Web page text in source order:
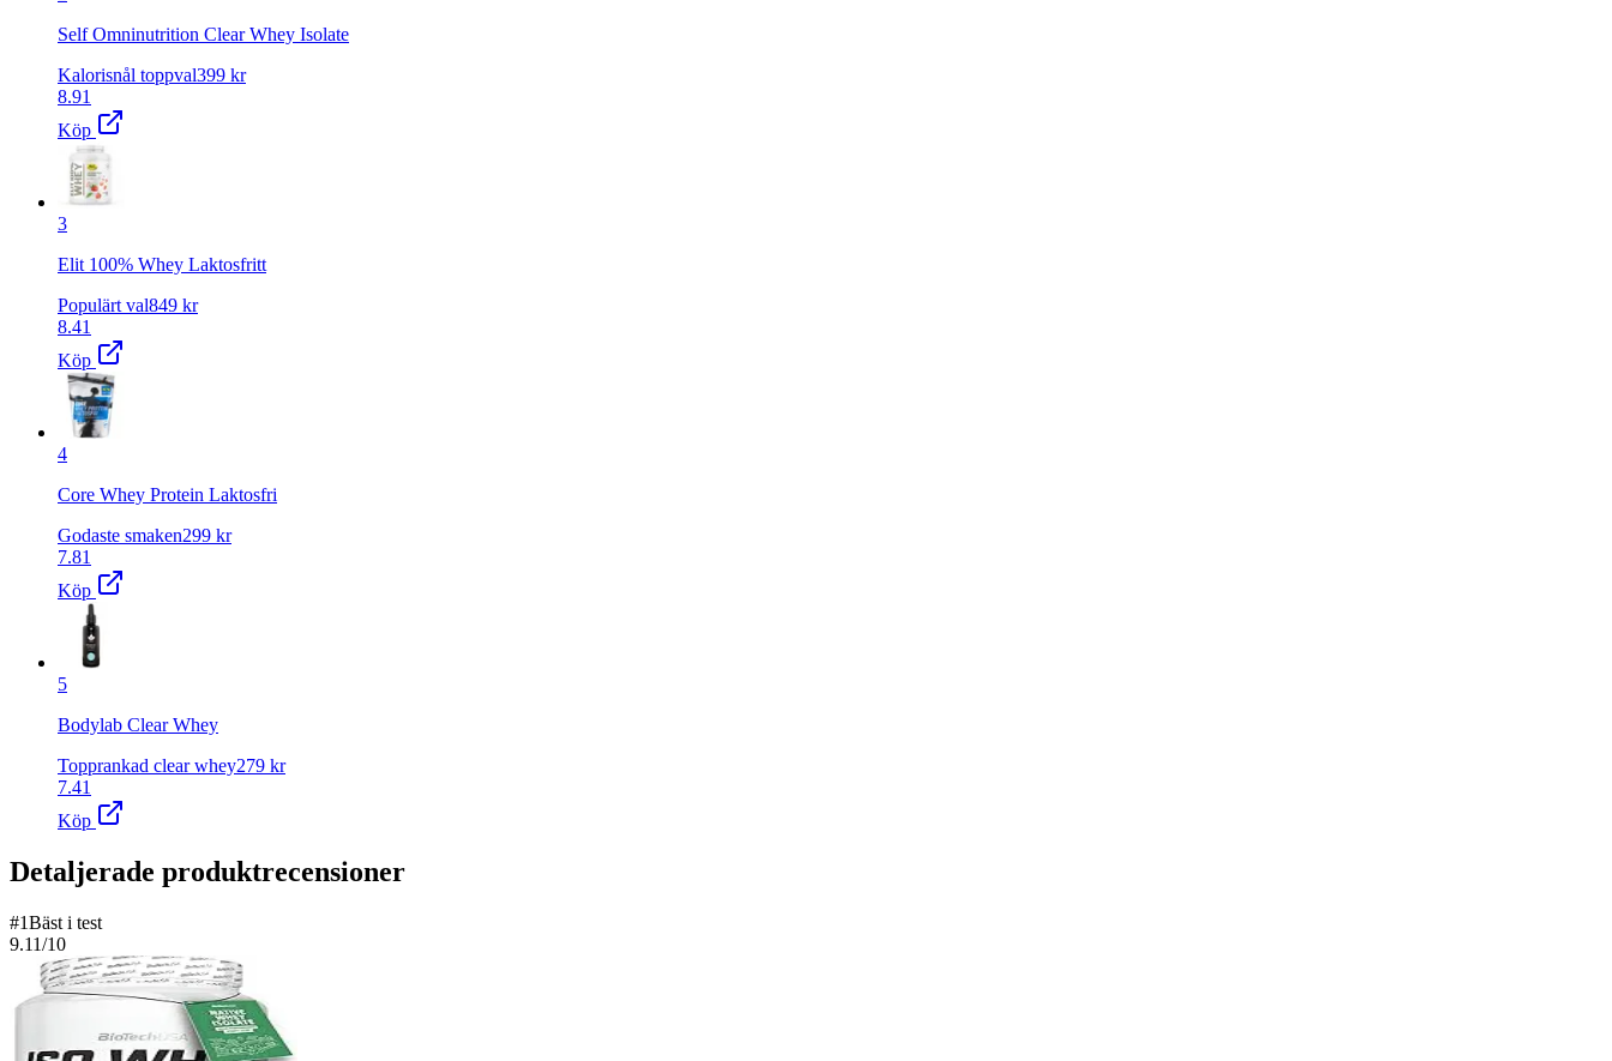
Self Omninutrition Clear Whey Isolate
Kalorisnål toppval399 kr
8.91
Köp
3
Elit 100% Whey Laktosfritt
Populärt val849 kr
8.41
Köp
4
Core Whey Protein Laktosfri
Godaste smaken299 kr
7.81
Köp
5
Bodylab Clear Whey
Topprankad clear whey279 kr
7.41
Köp
Detaljerade produktrecensioner
#1Bäst i test
9.11/10